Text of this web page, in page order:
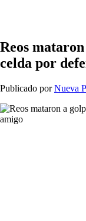
Reos
celda por
Publicado porNueva